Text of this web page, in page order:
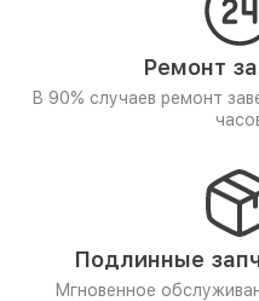
Ремонт
В 90% случаев ремонт
Подлинные
Мгновенное